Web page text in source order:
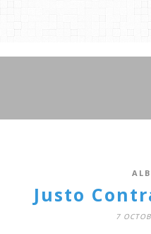
Justo
7